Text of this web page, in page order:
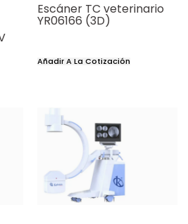
Escáner TC veterinario
YR06166 (3D)
Añadir A La Cotización